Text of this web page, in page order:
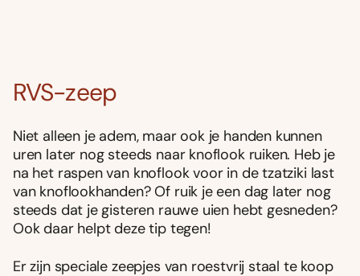
RVS-zeep
Niet alleen je adem, maar ook je handen kunnen
uren later nog steeds naar knoflook ruiken. Heb je
na het raspen van knoflook voor in de tzatziki last
van knoflookhanden? Of ruik je een dag later nog
steeds dat je gisteren rauwe uien hebt gesneden?
Ook daar helpt deze tip tegen!
Er zijn speciale zeepjes van roestvrij staal te koop